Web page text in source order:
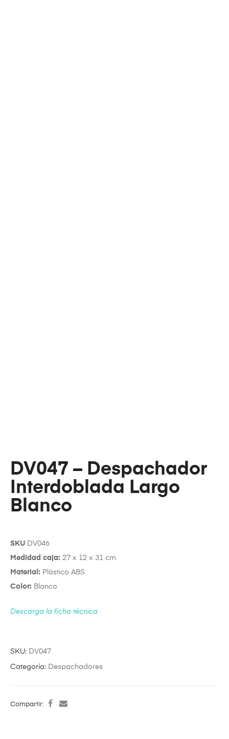
DV047 – Despachador
Interdoblada Largo
Blanco
SKU DV046
Medidad caja: 27 x 12 x 31 cm
Material: Plástico ABS
Color: Blanco
Descarga la ficha técnica
SKU: DV047
Categoría: Despachadores
Compartir: